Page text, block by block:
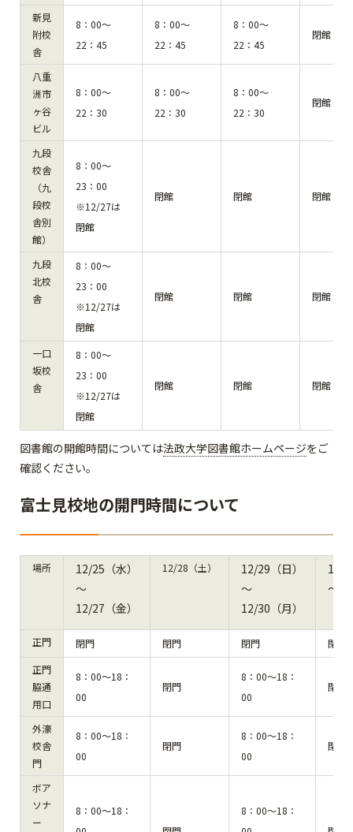
新見
附校
舎
8：00～
22：45
8：00～
22：45
8：00～
22：45
閉館
八重
洲市
ヶ谷
ビル
8：00～
22：30
8：00～
22：30
8：00～
22：30
閉館
九段
校舎
（九
段校
舎別
館）
8：00～
23：00
※12/27は
閉館
閉館 閉館 閉館
九段
北校
舎
8：00～
23：00
※12/27は
閉館
閉館 閉館 閉館
一口
坂校
舎
8：00～
23：00
※12/27は
閉館
閉館 閉館 閉館
図書館の開館時間については法政大学図書館ホームページをご
確認ください。
富士見校地の開門時間について
場所
12/25（水）
～
12/27（金）
12/28（土）
12/29（日）
～
12/30（月）
12/
～1/
正門 閉門 閉門 閉門
閉門
正門
脇通
用口
8：00～18：
00
閉門
8：00～18：
00
閉門
外濠
校舎
門
8：00～18：
00
閉門
8：00～18：
00
閉門
ボア
ソナ
ー
8：00～18：
8：00～18：